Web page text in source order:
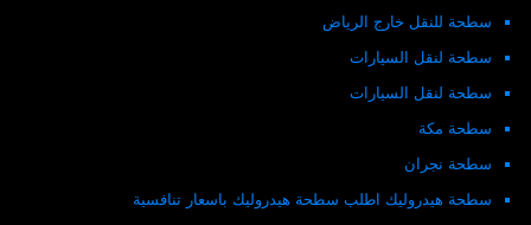
سطحة للنقل خارج الرياض
سطحة لنقل السيارات
سطحة لنقل السيارات
سطحة مكة
سطحة نجران
سطحة هيدروليك اطلب سطحة هيدروليك باسعار تنافسية